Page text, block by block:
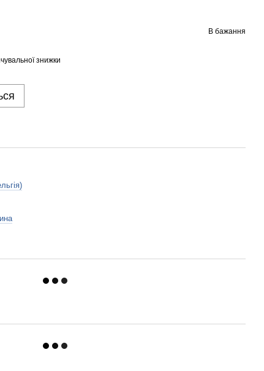
В бажання
знижки